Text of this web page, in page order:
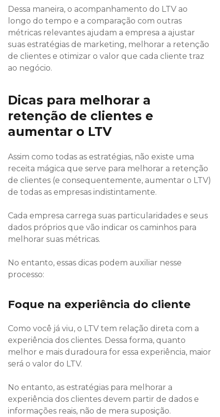
Dessa maneira, o acompanhamento do LTV ao
longo do tempo e a comparação com outras
métricas relevantes ajudam a empresa a ajustar
suas estratégias de marketing, melhorar a retenção
de clientes e otimizar o valor que cada cliente traz
ao negócio.
Dicas para melhorar a
retenção de clientes e
aumentar o LTV
Assim como todas as estratégias, não existe uma
receita mágica que serve para melhorar a retenção
de clientes (e consequentemente, aumentar o LTV)
de todas as empresas indistintamente.
Cada empresa carrega suas particularidades e seus
dados próprios que vão indicar os caminhos para
melhorar suas métricas.
No entanto, essas dicas podem auxiliar nesse
processo:
Foque na experiência do cliente
Como você já viu, o LTV tem relação direta com a
experiência dos clientes. Dessa forma, quanto
melhor e mais duradoura for essa experiência, maior
será o valor do LTV.
No entanto, as estratégias para melhorar a
experiência dos clientes devem partir de dados e
informações reais, não de mera suposição.